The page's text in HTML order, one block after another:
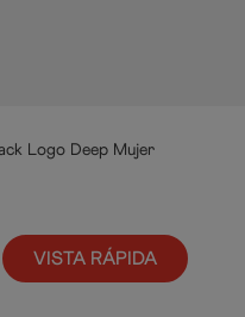
Logo Deep Mujer
VISTA RÁPIDA